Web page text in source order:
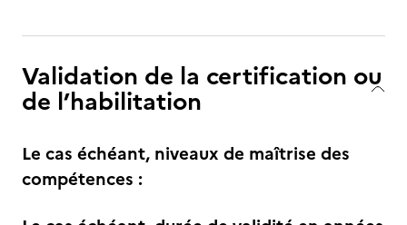
Validation de la certification ou
de l’habilitation
Le cas échéant, niveaux de maîtrise des
compétences :